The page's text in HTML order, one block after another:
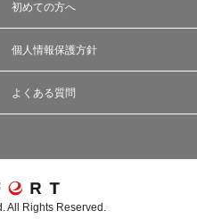
初めての方へ
個人情報保護方針
よくある質問
All Rights Reserved.